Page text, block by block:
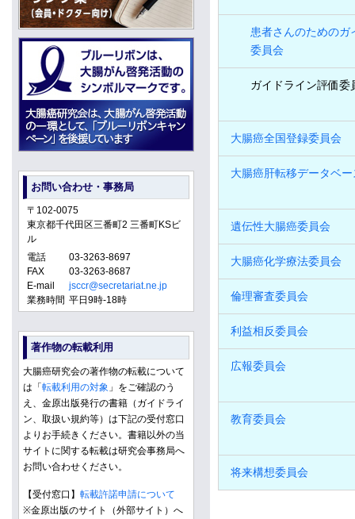
患者さんのためのガ
委員会
ガイドライン評価委
大腸癌全国登録委員会
大腸癌肝転移データベ
遺伝性大腸癌委員会
大腸癌化学療法委員会
倫理審査委員会
利益相反委員会
広報委員会
教育委員会
将来構想委員会
お問い合わせ・事務局
〒102-0075
東京都千代田区三番町2 三番町KSビ
ル
電話
03-3263-8697
FAX
03-3263-8687
E-mail
jsccr@secretariat.ne.jp
業務時間 平日9時-18時
著作物の転載利用
大腸癌研究会の著作物の転載について
は「転載利用の対象 」をご確認のう
え、金原出版発行の書籍（ガイドライ
ン、取扱い規約等）は下記の受付窓口
よりお手続きください。書籍以外の当
サイトに関する転載は研究会事務局へ
お問い合わせください。
【受付窓口】 転載許諾申請について
※金原出版のサイト（外部サイト）へ